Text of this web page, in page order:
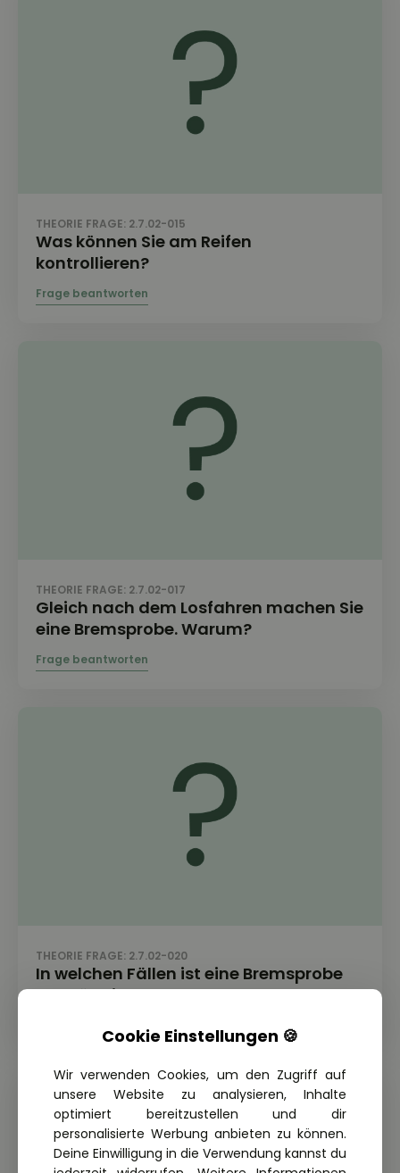
THEORIE FRAGE: 2.7.02-015
Was können Sie am Reifen
kontrollieren?
THEORIE FRAGE: 2.7.02-017
Gleich nach dem Losfahren machen Sie
eine Bremsprobe. Warum?
THEORIE FRAGE: 2.7.02-020
In welchen Fällen ist eine Bremsprobe
unerlässlich?
Cookie Einstellungen 🍪
Wir verwenden Cookies, um den Zugriff auf
unsere Website zu analysieren, Inhalte
optimiert bereitzustellen und dir
personalisierte Werbung anbieten zu können.
Deine Einwilligung in die Verwendung kannst du